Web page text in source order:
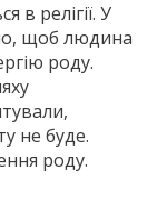
в релігії. У
щоб людина
роду.
не буде.
роду.